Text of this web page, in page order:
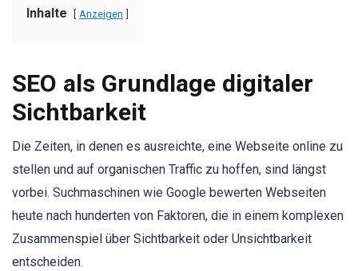
Inhalte Anzeigen
SEO als Grundlage digitaler
Sichtbarkeit
Die Zeiten, in denen es ausreichte, eine Webseite online zu
stellen und auf organischen Traffic zu hoffen, sind längst
vorbei. Suchmaschinen wie Google bewerten Webseiten
heute nach hunderten von Faktoren, die in einem komplexen
Zusammenspiel über Sichtbarkeit oder Unsichtbarkeit
entscheiden.